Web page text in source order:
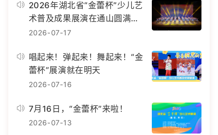
2026年湖北省“金蕾杯”少儿艺
术普及成果展演在通山圆满落
幕
2026-07-17
唱起来！弹起来！舞起来！“金
蕾杯”展演就在明天
2026-07-16
7月16日，“金蕾杯”来啦！
2026-07-13